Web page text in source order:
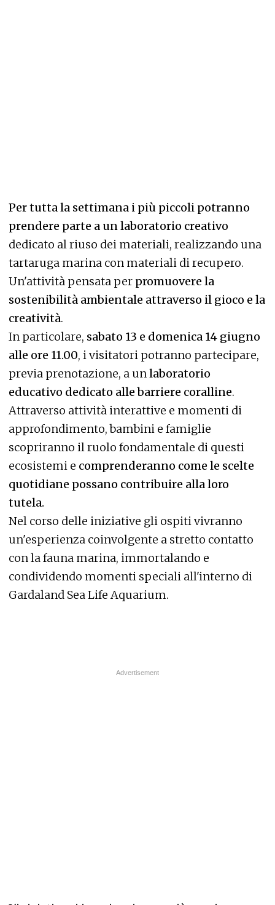
Per tutta la settimana i più piccoli potranno
prendere parte a un laboratorio creativo
dedicato al riuso dei materiali, realizzando una
tartaruga marina con materiali di recupero.
Un'attività pensata per promuovere la
sostenibilità ambientale attraverso il gioco e la
creatività.
In particolare, sabato 13 e domenica 14 giugno
alle ore 11.00, i visitatori potranno partecipare,
previa prenotazione, a unlaboratorio
educativo dedicato alle barriere coralline.
Attraverso attività interattive e momenti di
approfondimento, bambini e famiglie
scopriranno il ruolo fondamentale di questi
ecosistemi e comprenderanno come le scelte
quotidiane possano contribuire alla loro
tutela.
Nel corso delle iniziative gli ospiti vivranno
un'esperienza coinvolgente a stretto contatto
con la fauna marina, immortalando e
condividendo momenti speciali all'interno di
Gardaland Sea Life Aquarium.